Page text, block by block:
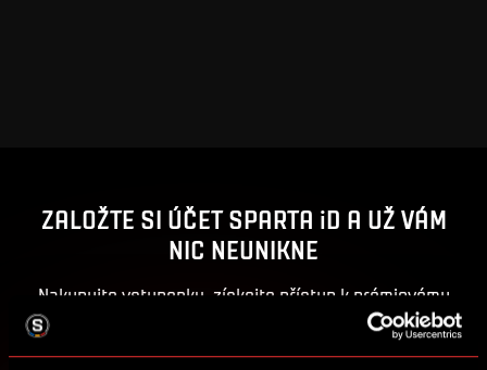
ZALOŽTE SI ÚČET SPARTA iD A UŽ VÁM
NIC NEUNIKNE
Nakupujte vstupenky, získejte přístup k prémiovému
obsahu nebo se zapojte do soutěží o sparťanské ceny.